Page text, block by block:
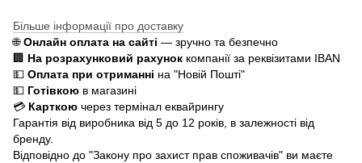
Більше інформації про доставку
🌐Онлайн оплата на сайті — зручно та безпечно
🏢 На розрахунковий рахунок компанії за реквізитами IBAN
💵 Оплата при отриманні на "Новій Пошті"
💵 Готівкою в магазині
💳 Карткою через термінал еквайрингу
Гарантія від виробника від 5 до 12 років, в залежності від
бренду.
Відповідно до "Закону про захист прав споживачів" ви маєте